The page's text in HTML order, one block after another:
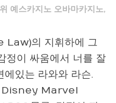
예스카지노 오바마카지노,
Law)의 지휘하에 그
정이 싸움에서 너를 잘
에있는 라와와 라슨.
Marvel